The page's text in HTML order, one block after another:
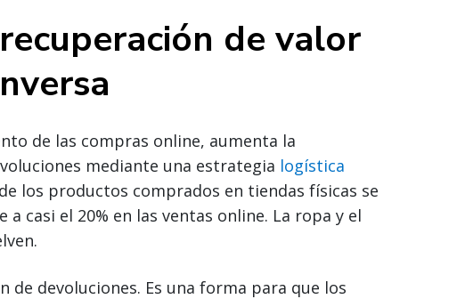
de valor
de las compras online, aumenta la
mediante una estrategia logística
los productos comprados en tiendas físicas se
casi el 20% en las ventas online. La ropa y el
de devoluciones. Es una forma para que los